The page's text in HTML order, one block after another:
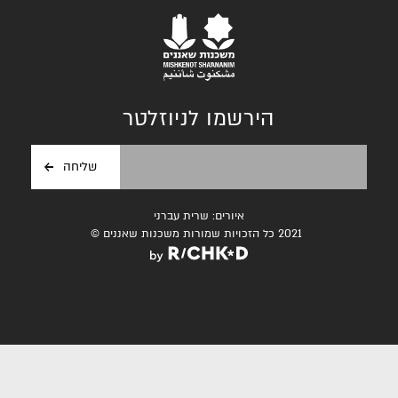
הירשמו לניוזלטר
איורים: שרית עברני
2021 כל הזכויות שמורות משכנות שאננים ©